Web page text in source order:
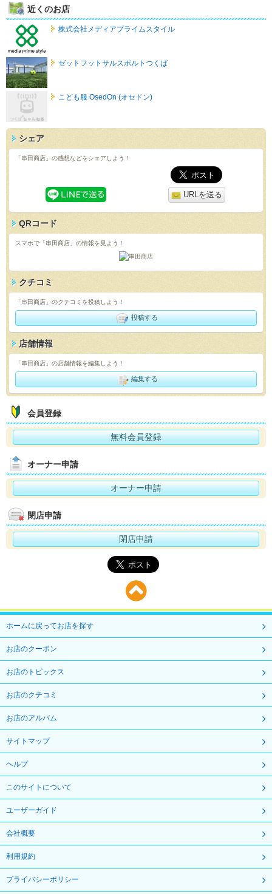
近くのお店
株式会社メディアプライムスタイル
ゼットフットサルスポルトつくば
こども服 OsedOn (オセドン)
シェア
「串田商店」の感想などをシェアしよう！
URLを送る
QRコード
スマホで「串田商店」の情報を見よう！
クチコミ
「串田商店」のクチコミを投稿しよう！
投稿する
店舗情報
「串田商店」の店舗情報を編集しよう！
編集する
会員登録
無料会員登録
オーナー申請
オーナー申請
閉店申請
閉店申請
ホームに戻ってお店を探す
お店のクーポン
お店のトピックス
お店のクチコミ
お店のアルバム
サイトマップ
ヘルプ
このサイトについて
ユーザーガイド
会社概要
利用規約
プライバシーポリシー